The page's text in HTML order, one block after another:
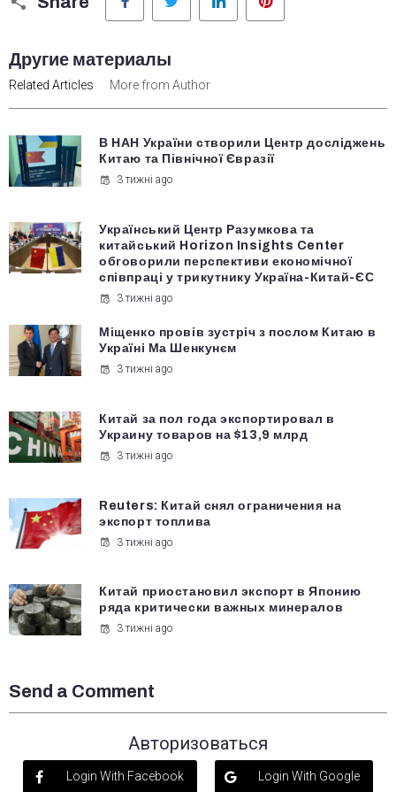
Другие материалы
Related Articles More from Author
В НАН України створили Центр досліджень
Китаю та Північної Євразії
3 тижні ago
Український Центр Разумкова та
китайський Horizon Insights Center
обговорили перспективи економічної
співпраці у трикутнику Україна-Китай-ЄС
3 тижні ago
Міщенко провів зустріч з послом Китаю в
Україні Ма Шенкунєм
3 тижні ago
Китай за пол года экспортировал в
Украину товаров на $13,9 млрд
3 тижні ago
Reuters: Китай снял ограничения на
экспорт топлива
3 тижні ago
Китай приостановил экспорт в Японию
ряда критически важных минералов
3 тижні ago
Send a Comment
Авторизоваться
Login With Facebook Login With Google